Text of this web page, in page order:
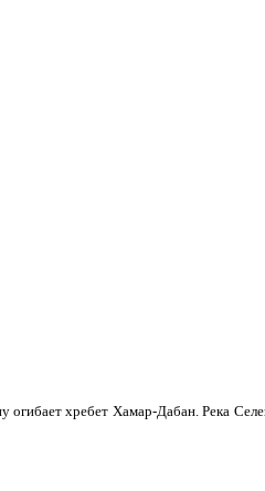
хребет Хамар-Дабан. Река